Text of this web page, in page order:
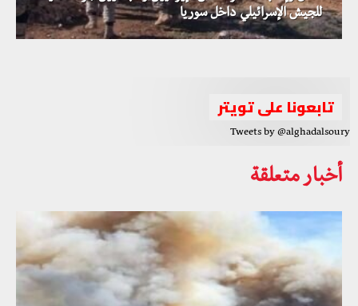
للجيش الإسرائيلي داخل سوريا
حرائق الساحل مفتعلة وتعويضات للمتضررين بالملايين
تحذيرات من ارتفاع وتيرة انتشار الإصابات بفيروس كورونا في
تابعونا على تويتر
Tweets by @alghadalsoury
أخبار متعلقة